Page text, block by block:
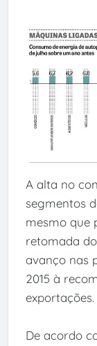
A alta no
segmentos
mesmo que
retomada
avanço nas
2015 à
exportações.
De acordo